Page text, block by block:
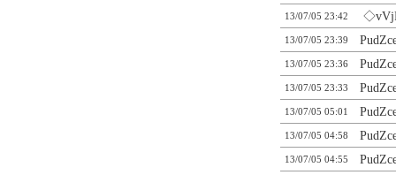
13/07/05 23:42
13/07/05 23:39
13/07/05 23:36
13/07/05 23:33
13/07/05 05:01
13/07/05 04:58
13/07/05 04:55